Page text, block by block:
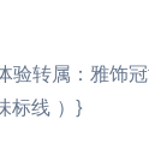
验转属：雅饰
标线 ）}